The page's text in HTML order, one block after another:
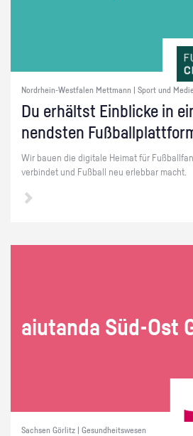
Nordrhein-Westfalen Mettmann | Sport und
Du er­hältst Ein­bli­cke in
nends­ten
Wir bauen die di­gi­ta­le Hei­mat für
ver­bin­det und Fuß­ball neu er­leb­bar macht.
ai­utan­da Süd-Ost
Sachsen Görlitz | Gesundheitswesen